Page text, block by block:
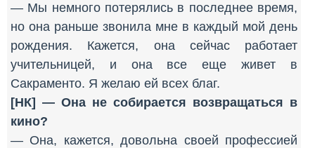
— Мы немного потерялись в последнее время,
но она раньше звонила мне в каждый мой день
рождения. Кажется, она сейчас работает
учительницей, и она все еще живет в
Сакраменто. Я желаю ей всех благ.
[НК] — Она не собирается возвращаться в
кино?
— Она, кажется, довольна своей профессией